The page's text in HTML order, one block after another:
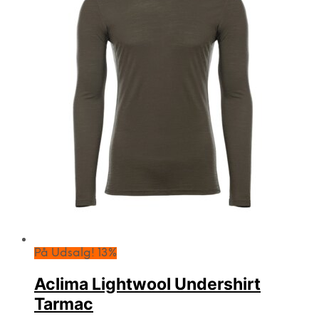
På Udsalg! 13%
Aclima Lightwool Undershirt
Tarmac